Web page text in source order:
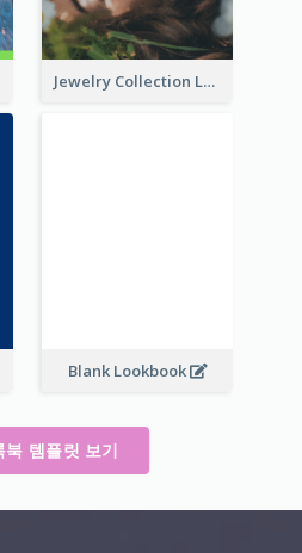
Jewelry Collection Lookbook
Blank Lookbook
북 템플릿 보기